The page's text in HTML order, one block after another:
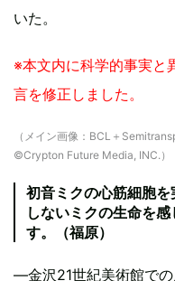
いた。
※本文内に科学的事実と
言を修正しました。
（メイン画像：BCL＋
©Crypton Future Media, INC.）
初音ミクの心筋細胞
しないミクの生命を
す。（福原）
―金沢21世紀美術館で